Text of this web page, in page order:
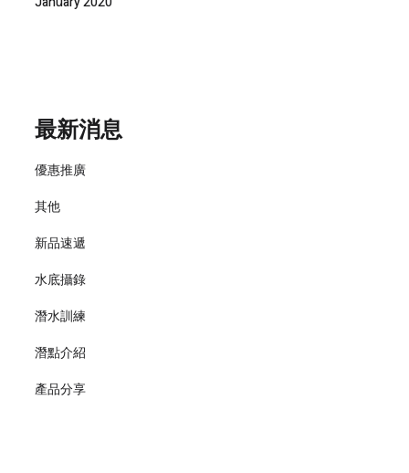
最新消息
優惠推廣
其他
新品速遞
水底攝錄
潛水訓練
潛點介紹
產品分享